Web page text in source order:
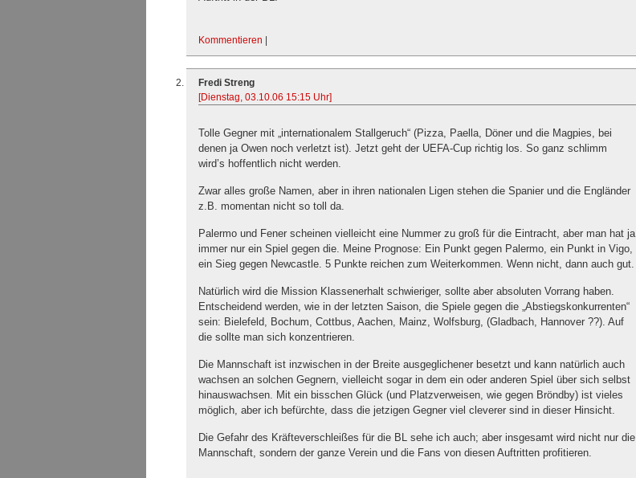
Kommentieren
Fredi Streng
[Dienstag, 03.10.06 15:15 Uhr]
Tolle Gegner mit „internationalem Stallgeruch“ (Pizza, Paella, Döner und die Magpies, bei
denen ja Owen noch verletzt ist). Jetzt geht der UEFA-Cup richtig los. So ganz schlimm
wird’s hoffentlich nicht werden.
Zwar alles große Namen, aber in ihren nationalen Ligen stehen die Spanier und die Engländer
z.B. momentan nicht so toll da.
Palermo und Fener scheinen vielleicht eine Nummer zu groß für die Eintracht, aber man hat ja
immer nur ein Spiel gegen die. Meine Prognose: Ein Punkt gegen Palermo, ein Punkt in Vigo,
ein Sieg gegen Newcastle. 5 Punkte reichen zum Weiterkommen. Wenn nicht, dann auch gut.
Natürlich wird die Mission Klassenerhalt schwieriger, sollte aber absoluten Vorrang haben.
Entscheidend werden, wie in der letzten Saison, die Spiele gegen die „Abstiegskonkurrenten“
sein: Bielefeld, Bochum, Cottbus, Aachen, Mainz, Wolfsburg, (Gladbach, Hannover ??). Auf
die sollte man sich konzentrieren.
Die Mannschaft ist inzwischen in der Breite ausgeglichener besetzt und kann natürlich auch
wachsen an solchen Gegnern, vielleicht sogar in dem ein oder anderen Spiel über sich selbst
hinauswachsen. Mit ein bisschen Glück (und Platzverweisen, wie gegen Bröndby) ist vieles
möglich, aber ich befürchte, dass die jetzigen Gegner viel cleverer sind in dieser Hinsicht.
Die Gefahr des Kräfteverschleißes für die BL sehe ich auch; aber insgesamt wird nicht nur die
Mannschaft, sondern der ganze Verein und die Fans von diesen Auftritten profitieren.